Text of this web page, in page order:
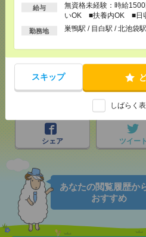
給与
無資格未経験：時給
いOK ■扶養内OK ■日
以上
勤務地 巣鴨駅 / 目白駅 / 北池袋
スキップ
しばらく
応募ペ
気に
で送る
シェア ツイート
あなたの閲覧履歴か
おすすめ